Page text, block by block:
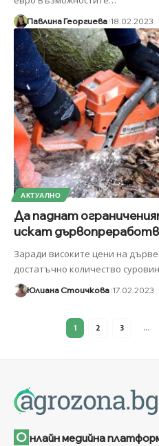
Павлина Георгиева 18.02.2023
АКТУАЛНО
Да паднат
искат
Заради високите цени на
достатъчно количество
Юлиана Стоичкова 17.02.2023
1 2 3 …
О нлайн медийна